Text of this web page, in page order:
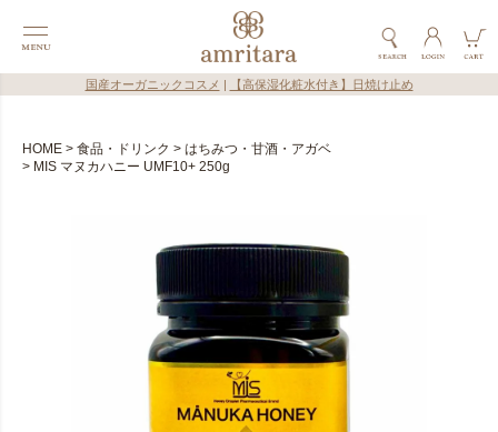
国産オーガニックコスメ 【高保湿化粧水付き】日焼け止め
HOME 食品・ドリンク
はちみつ・甘酒・アガベ
MIS マヌカハニー UMF10+ 250g